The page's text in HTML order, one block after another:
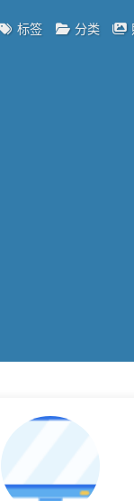
标签 分类